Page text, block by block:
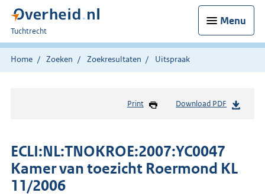
Menu
U
bent
hier:
Tuchtrecht
Home Zoeken Zoekresultaten Uitspraak
Print Download PDF
ECLI:NL:TNOKROE:2007:YC0047
Kamer van toezicht Roermond KL
11/2006